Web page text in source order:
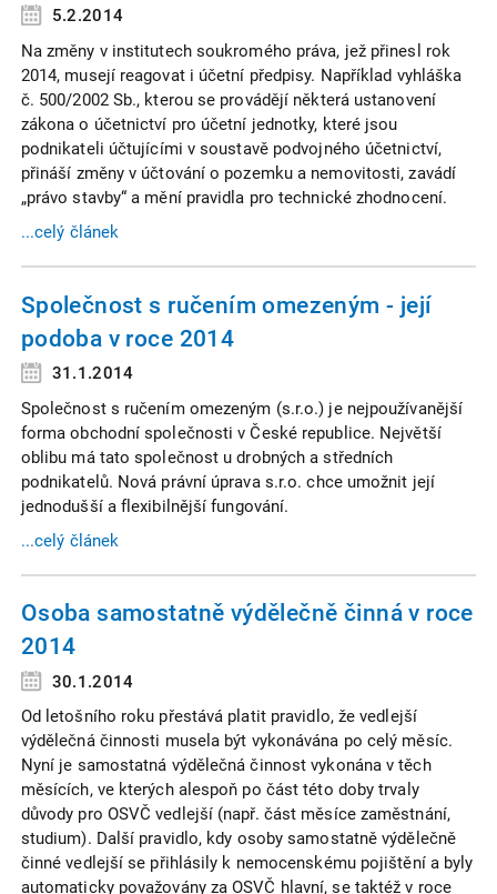
5.2.2014
Na změny v institutech soukromého práva, jež přinesl rok
2014, musejí reagovat i účetní předpisy. Například vyhláška
č. 500/2002 Sb., kterou se provádějí některá ustanovení
zákona o účetnictví pro účetní jednotky, které jsou
podnikateli účtujícími v soustavě podvojného účetnictví,
přináší změny v účtování o pozemku a nemovitosti, zavádí
„právo stavby“ a mění pravidla pro technické zhodnocení.
...celý článek
Společnost s ručením omezeným - její
podoba v roce 2014
31.1.2014
Společnost s ručením omezeným (s.r.o.) je nejpoužívanější
forma obchodní společnosti v České republice. Největší
oblibu má tato společnost u drobných a středních
podnikatelů. Nová právní úprava s.r.o. chce umožnit její
jednodušší a flexibilnější fungování.
...celý článek
Osoba samostatně výdělečně činná v roce
2014
30.1.2014
Od letošního roku přestává platit pravidlo, že vedlejší
výdělečná činnosti musela být vykonávána po celý měsíc.
Nyní je samostatná výdělečná činnost vykonána v těch
měsících, ve kterých alespoň po část této doby trvaly
důvody pro OSVČ vedlejší (např. část měsíce zaměstnání,
studium). Další pravidlo, kdy osoby samostatně výdělečně
činné vedlejší se přihlásily k nemocenskému pojištění a byly
automaticky považovány za OSVČ hlavní, se taktéž v roce